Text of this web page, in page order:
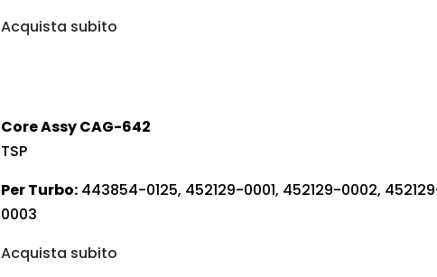
Acquista subito
Core Assy CAG-642
TSP
Per Turbo:443854-0125, 452129-0001, 452129-0002,
0003
Acquista subito